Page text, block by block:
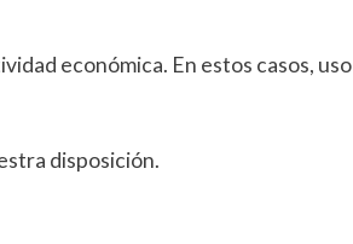
económica. En estos casos, uso
disposición.